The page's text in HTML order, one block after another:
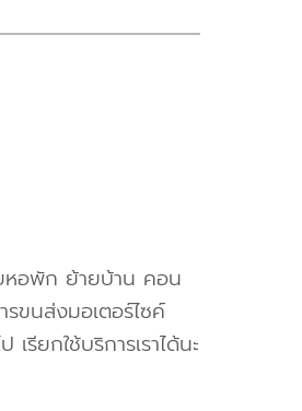
หอพัก ย้ายบ้าน คอน
ขนส่งมอเตอร์ไซค์
ยกใช้บริการเราได้นะ